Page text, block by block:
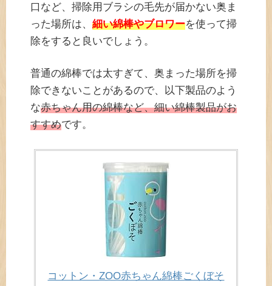
口など、掃除用ブラシの毛先が届かない奥ま
った場所は、 細い綿棒やブロワーを使って掃
除をすると良いでしょう。
普通の綿棒では太すぎて、奥まった場所を掃
除できないことがあるので、以下製品のよう
な赤ちゃん用の綿棒など、細い綿棒製品がお
すすめです。
コットン・ZOO赤ちゃん綿棒ごくぼそ